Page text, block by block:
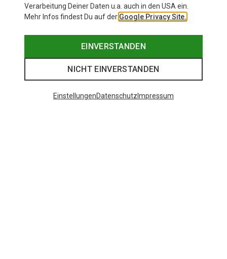
Verarbeitung Deiner Daten u.a. auch in den USA ein.
Mehr Infos findest Du auf der Google Privacy Site.
EINVERSTANDEN
NICHT EINVERSTANDEN
EinstellungenDatenschutz Impressum